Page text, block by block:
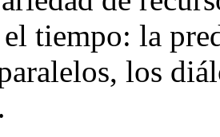
tiempo: la
los